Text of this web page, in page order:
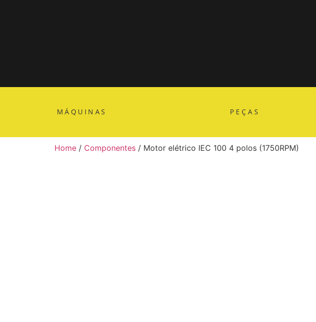
MÁQUINAS PEÇAS
Home / Componentes / Motor elétrico IEC 100 4 polos (1750RPM)